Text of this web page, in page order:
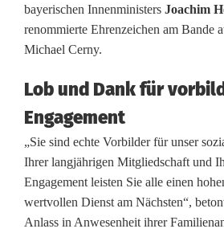
M
i
i
e
d
bayerischen Innenministers Joachim
renommierte Ehrenzeichen am Bande
Michael Cerny.
Lob und Dank für
Engagement
„Sie sind echte Vorbilder für unser
Ihrer langjährigen Mitgliedschaft und
Engagement leisten Sie alle einen
wertvollen Dienst am Nächsten“,
Anlass in Anwesenheit ihrer